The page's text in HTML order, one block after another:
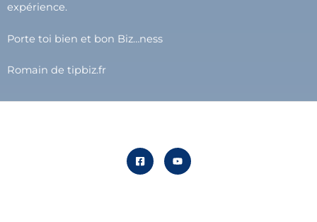
expérience.
Porte toi bien et bon Biz…ness
Romain de tipbiz.fr